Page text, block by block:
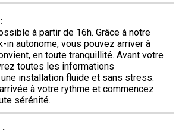
à partir de 16h. Grâce à notre
in autonome, vous pouvez arriver à
en toute tranquillité. Avant votre
toutes les informations
installation fluide et sans stress.
à votre rythme et commencez
sérénité.